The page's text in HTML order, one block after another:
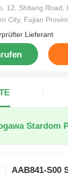
12, Shitang Road,
City, Fujian
Lieferant
Stardom
AAB841-S00